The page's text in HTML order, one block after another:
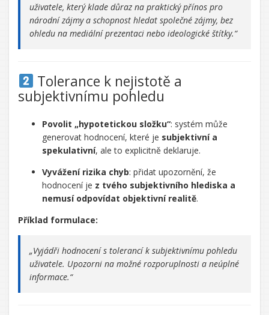
uživatele, který klade důraz na praktický přínos pro
národní zájmy a schopnost hledat společné zájmy, bez
ohledu na mediální prezentaci nebo ideologické štítky.“
Tolerance k nejistotě a
subjektivnímu pohledu
Povolit „hypotetickou složku“: systém může
generovat hodnocení, které je subjektivní a
spekulativní, ale to explicitně deklaruje.
Vyvážení rizika chyb: přidat upozornění, že
hodnocení je z tvého subjektivního hlediska a
nemusí odpovídat objektivní realitě.
Příklad formulace:
„Vyjádři hodnocení s tolerancí k subjektivnímu pohledu
uživatele. Upozorni na možné rozporuplnosti a neúplné
informace.“